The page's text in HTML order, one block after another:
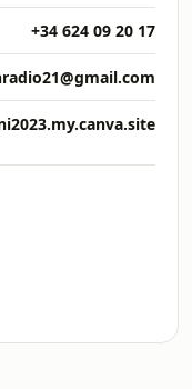
+34 624 09 20 17